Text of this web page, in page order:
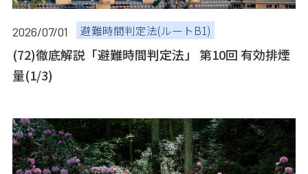
2026/07/01 避難時間判定法(ルートB1)
(72)徹底解説「避難時間判定法」 第10回 有効排煙
量(1/3)